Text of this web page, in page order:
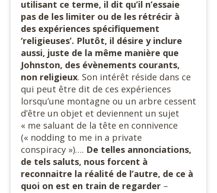
utilisant ce terme, il dit qu’il n’essaie
pas de les limiter ou de les rétrécir à
des expériences spécifiquement
‘religieuses’. Plutôt, il désire y inclure
aussi, juste de la même manière que
Johnston, des évènements courants,
non religieux. Son intérêt réside dans ce
qui peut être dit de ces expériences
lorsqu’une montagne ou un arbre cessent
d’être un objet et deviennent un sujet
« me saluant de la tête en connivence
(« nodding to me in a private
conspiracy »)…. De telles annonciations,
de tels saluts, nous forcent à
reconnaitre la réalité de l’autre, de ce à
quoi on est en train de regarder–